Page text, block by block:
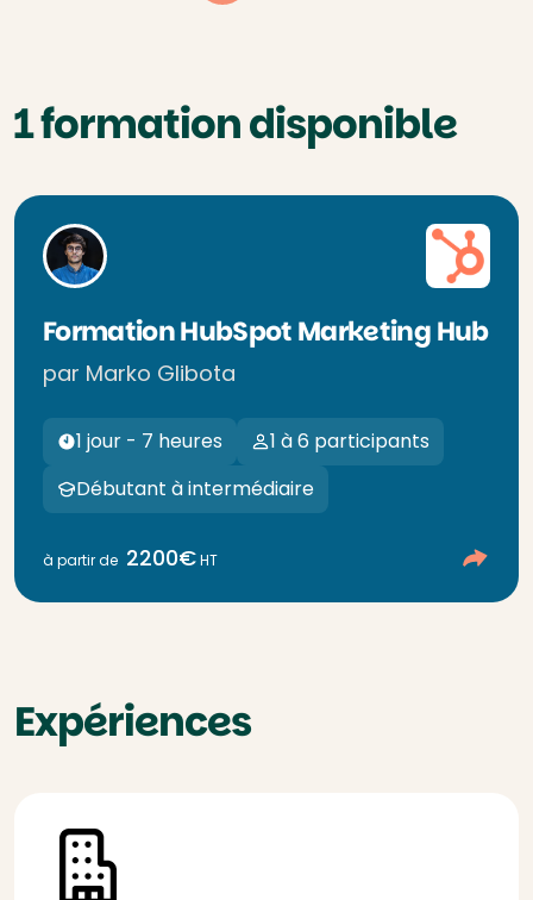
1 formation disponible
Formation HubSpot Marketing Hub
par Marko Glibota
1 jour - 7 heures
1 à 6 participants
Débutant à intermédiaire
à partir de 2200€HT
Expériences